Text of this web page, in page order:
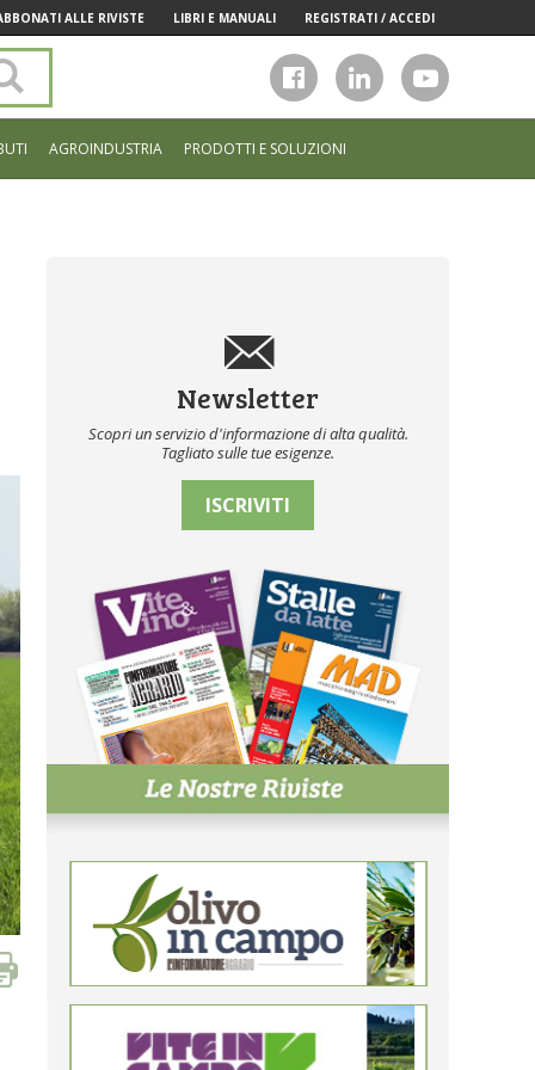
ALLE RIVISTE LIBRI E MANUALI REGISTRATI / ACCEDI
sito
AGROINDUSTRIA PRODOTTI E SOLUZIONI
Newsletter
Scopri un servizio d'informazione di alta qualità.
Tagliato sulle tue esigenze.
ISCRIVITI